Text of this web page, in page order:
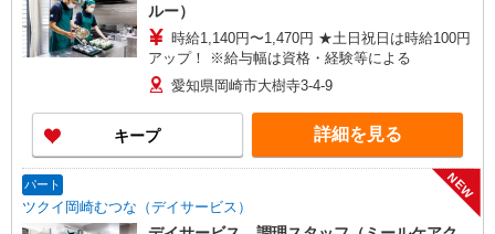
ルー）
時給1,140円〜1,470円 ★土日祝日は時給100円
アップ！ ※給与幅は資格・経験等による
愛知県岡崎市大樹寺3-4-9
キープ 詳細を見る
パート
ツクイ岡崎むつな（デイサービス）
NEW